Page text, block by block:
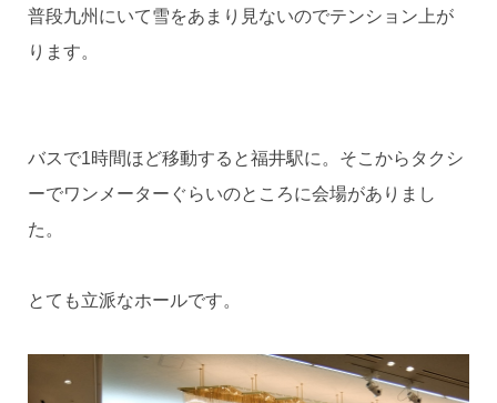
普段九州にいて雪をあまり見ないのでテンション上が
ります。
バスで1時間ほど移動すると福井駅に。そこからタクシ
ーでワンメーターぐらいのところに会場がありまし
た。
とても立派なホールです。